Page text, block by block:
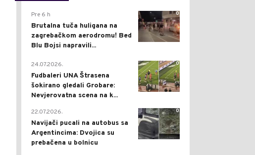
0
Pre 6 h
Brutalna tuča huligana na
zagrebačkom aerodromu! Bed
Blu Bojsi napravili...
0
24.07.2026.
Fudbaleri UNA Štrasena
šokirano gledali Grobare:
Nevjerovatna scena na k...
0
22.07.2026.
Navijači pucali na autobus sa
Argentincima: Dvojica su
prebačena u bolnicu